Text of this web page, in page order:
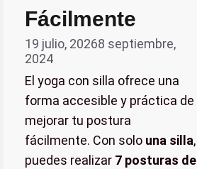
Fácilmente
19 julio, 20268 septiembre,
2024
El yoga con silla ofrece una
forma accesible y práctica de
mejorar tu postura
fácilmente. Con solo una silla,
puedes realizar 7 posturas de